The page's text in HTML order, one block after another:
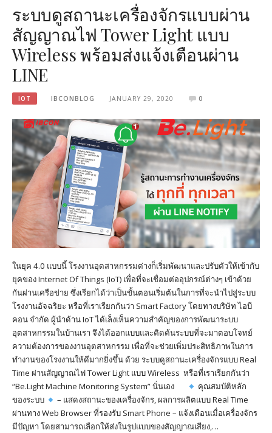
ระบบดูสถานะเครื่องจักรแบบผ่าน
สัญญาณไฟ Tower Light แบบ
Wireless พร้อมส่งแจ้งเตือนผ่าน
LINE
IOT IBCONBLOG JANUARY 29, 2020 0
ในยุค 4.0 แบบนี้ โรงงานอุตสาหกรรมต่างก็เริ่มพัฒนาและปรับตัวให้เข้ากับ
ยุคของ Internet Of Things (IoT) เพื่อที่จะเชื่อมต่ออุปกรณ์ต่างๆ เข้าด้วย
กันผ่านเครือข่าย ซึ่งเรียกได้ว่าเป็นขั้นตอนเริ่มต้นในการที่จะนำไปสู่ระบบ
โรงงานอัจฉริยะ หรือที่เราเรียกกันว่า Smart Factory โดยทางบริษัท ไอบี
คอน จำกัด ผู้นำด้าน IoT ได้เล็งเห็นความสำคัญของการพัฒนาระบบ
อุตสาหกรรมในบ้านเรา จึงได้ออกแบบและคิดค้นระบบที่จะมาตอบโจทย์
ความต้องการของงานอุตสาหกรรม เพื่อที่จะช่วยเพิ่มประสิทธิภาพในการ
ทำงานของโรงงานให้ดีมากยิ่งขึ้น ด้วย ระบบดูสถานะเครื่องจักรแบบ Real
Time ผ่านสัญญาณไฟ Tower Light แบบ Wireless หรือที่เราเรียกกันว่า
“Be.Light Machine Monitoring System” นั่นเอง
คุณสมบัติหลัก
ของระบบ
– แสดงสถานะของเครื่องจักร, ผลการผลิตแบบ Real Time
ผ่านทาง Web Browser ที่รองรับ Smart Phone – แจ้งเตือนเมื่อเครื่องจักร
มีปัญหา โดยสามารถเลือกให้ส่งในรูปแบบของสัญญาณเสียง,…